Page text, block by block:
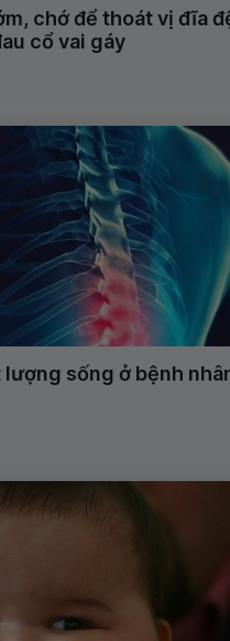
chớ để thoát vị đĩa
cổ vai gáy
lượng sống ở bệnh